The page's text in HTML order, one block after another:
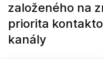
založeného na
priorita
kanály